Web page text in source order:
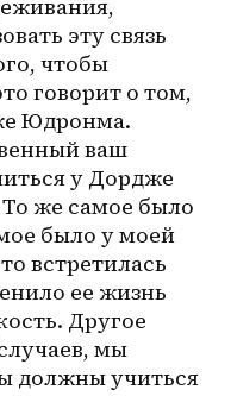
эту связь
чтобы
говорит о том,
Юдронма.
ваш
у Дордже
же самое было
было у моей
встретилась
ее жизнь
Другое
мы
должны учиться